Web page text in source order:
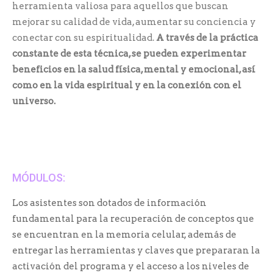
herramienta valiosa para aquellos que buscan
mejorar su calidad de vida, aumentar su conciencia y
conectar con su espiritualidad. A través de la práctica
constante de esta técnica, se pueden experimentar
beneficios en la salud física, mental y emocional, así
como en la vida espiritual y en la conexión con el
universo.
MÓDULOS:
Los asistentes son dotados de información
fundamental para la recuperación de conceptos que
se encuentran en la memoria celular, además de
entregar las herramientas y claves que prepararan la
activación del programa y el acceso a los niveles de